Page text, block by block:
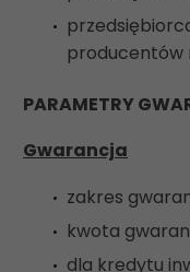
producentów
PARAMETRY
Gwarancja
zakres
kwota
dla kredytu